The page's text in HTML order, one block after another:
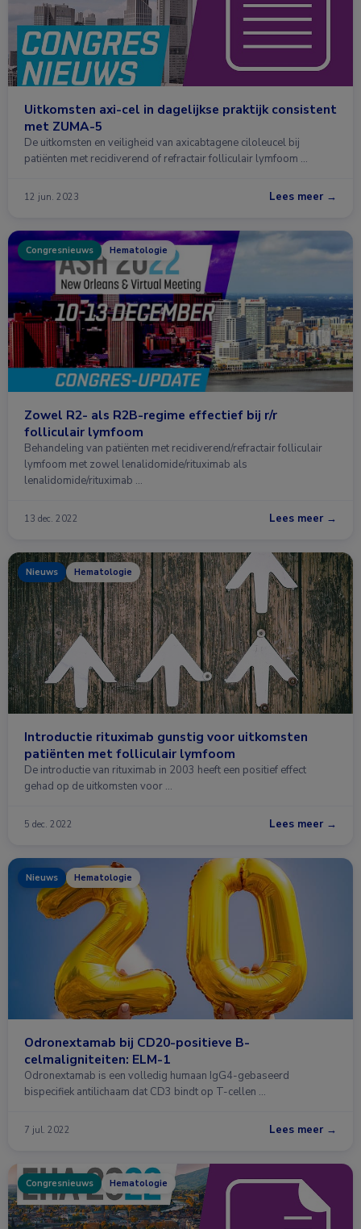
Uitkomsten axi-cel in dagelijkse praktijk consistent
met ZUMA-5
De uitkomsten en veiligheid van axicabtagene ciloleucel bij
patiënten met recidiverend of refractair folliculair lymfoom …
12 jun. 2023 Lees meer →
Congresnieuws Hematologie
Zowel R2- als R2B-regime effectief bij r/r
folliculair lymfoom
Behandeling van patiënten met recidiverend/refractair folliculair
lymfoom met zowel lenalidomide/rituximab als
lenalidomide/rituximab …
13 dec. 2022 Lees meer →
Nieuws Hematologie
Introductie rituximab gunstig voor uitkomsten
patiënten met folliculair lymfoom
De introductie van rituximab in 2003 heeft een positief effect
gehad op de uitkomsten voor …
5 dec. 2022 Lees meer →
Nieuws Hematologie
Odronextamab bij CD20-positieve B-
celmaligniteiten: ELM-1
Odronextamab is een volledig humaan IgG4-gebaseerd
bispecifiek antilichaam dat CD3 bindt op T-cellen …
7 jul. 2022 Lees meer →
Congresnieuws Hematologie